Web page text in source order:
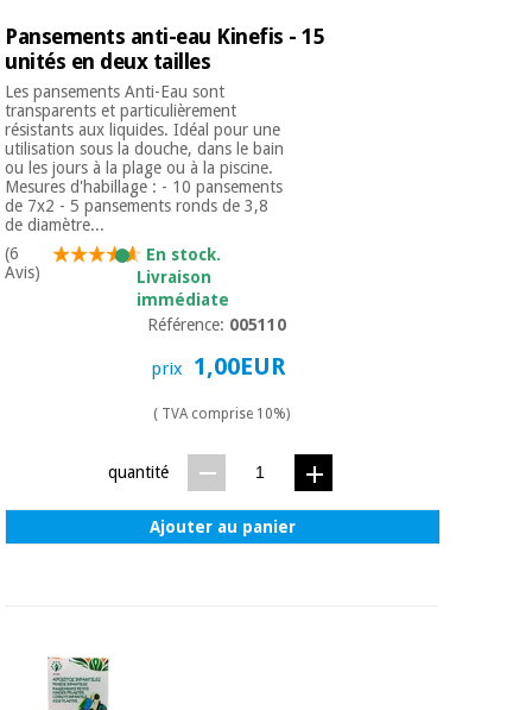
Pansements anti-eau Kinefis - 15
unités en deux tailles
Les pansements Anti-Eau sont
transparents et particulièrement
résistants aux liquides. Idéal pour une
utilisation sous la douche, dans le bain
ou les jours à la plage ou à la piscine.
Mesures d'habillage : - 10 pansements
de 7x2 - 5 pansements ronds de 3,8
de diamètre...
(6
Avis)
En stock.
Livraison
immédiate
Référence: 005110
prix 1,00EUR
( TVA comprise 10%)
quantité
Ajouter au panier